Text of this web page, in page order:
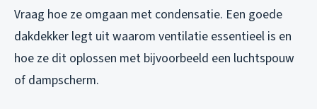
Vraag hoe ze omgaan met condensatie. Een goede
dakdekker legt uit waarom ventilatie essentieel is en
hoe ze dit oplossen met bijvoorbeeld een luchtspouw
of dampscherm.